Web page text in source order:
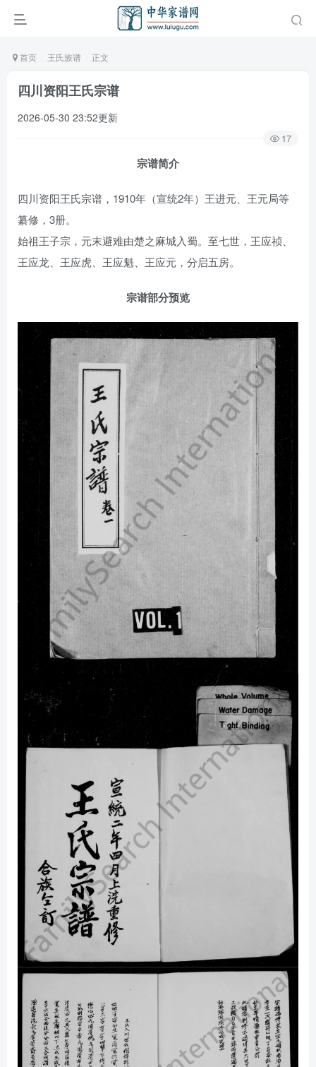
首页 王氏族谱 正文
四川资阳王氏宗谱
2026-05-30 23:52更新
17
宗谱简介
四川资阳王氏宗谱，1910年（宣统2年）王进元、王元局等
纂修，3册。
始祖王子宗，元末避难由楚之麻城入蜀。至七世，王应祯、
王应龙、王应虎、王应魁、王应元，分启五房。
宗谱部分预览